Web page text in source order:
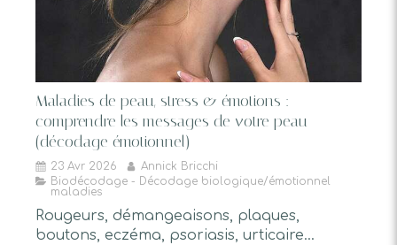
Maladies de peau, stress & émotions :
comprendre les messages de votre peau
(décodage émotionnel)
23 Avr 2026
Annick Bricchi
Biodécodage - Décodage biologique/émotionnel
maladies
Rougeurs, démangeaisons, plaques,
boutons, eczéma, psoriasis, urticaire…